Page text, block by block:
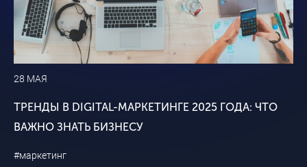
28 МАЯ
ТРЕНДЫ В DIGITAL-МАРКЕТИНГЕ 2025 ГОДА: ЧТО
ВАЖНО ЗНАТЬ БИЗНЕСУ
#маркетинг